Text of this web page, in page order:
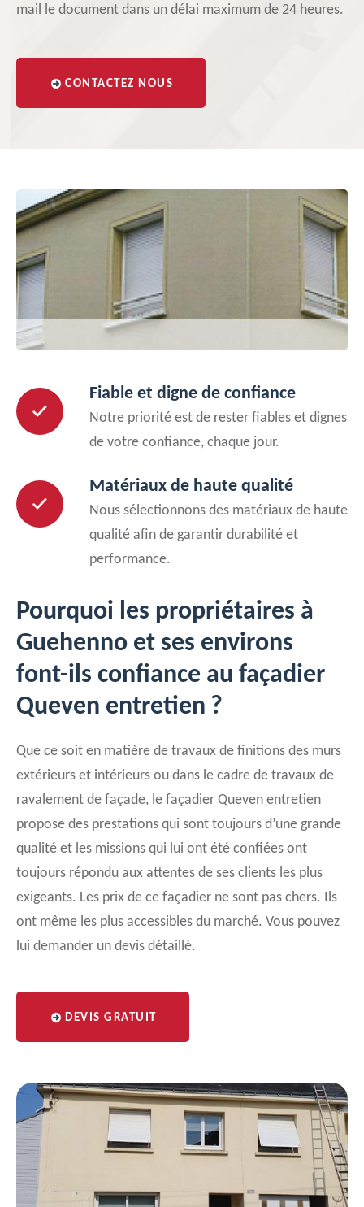
mail le document dans un délai maximum de 24 heures.
CONTACTEZ NOUS
Fiable et digne de confiance
Notre priorité est de rester fiables et dignes
de votre confiance, chaque jour.
Matériaux de haute qualité
Nous sélectionnons des matériaux de haute
qualité afin de garantir durabilité et
performance.
Pourquoi les propriétaires à
Guehenno et ses environs
font-ils confiance au façadier
Queven entretien ?
Que ce soit en matière de travaux de finitions des murs
extérieurs et intérieurs ou dans le cadre de travaux de
ravalement de façade, le façadier Queven entretien
propose des prestations qui sont toujours d’une grande
qualité et les missions qui lui ont été confiées ont
toujours répondu aux attentes de ses clients les plus
exigeants. Les prix de ce façadier ne sont pas chers. Ils
ont même les plus accessibles du marché. Vous pouvez
lui demander un devis détaillé.
DEVIS GRATUIT